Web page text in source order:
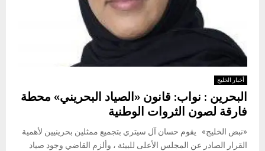
أخبار الخليج
البحرين : نواب: قانون «الصياد البحريني» محطة
فارقة لصون الثروات الوطنية
«نبض الخليج» يقوم حسان آل سيتري بتجميع ممثلين بحرينيين لأهمية
القرار الصادر عن المجلس الأعلى للبيئة ، وألزم القاضي وجود صياد